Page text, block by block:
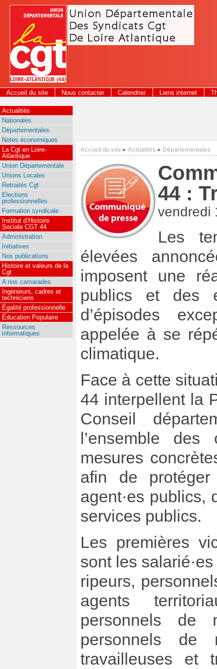
Panneau de gestion des cookies
Accueil du site Nous contacter Calendrier Liens internet
2026
Accueil du site > Actualités > Départementales
44 :
vendredi
Les
élevées
imposent une
publics et des
d’épisodes
appelée à se
climatique.
Face à cette
44 interpellent la
Conseil
l’ensemble
mesures
afin de
agent·es publics,
services publics.
Les premières
sont les
ripeurs,
agents
personnels de
personnels de
travailleuses et
Actualités
Nationales
Départementales
Notes économiques
La Cgt en Loire-
Atlantique
Union Départementale
Unions Locales
Retraités Cgt
Elections
professionnelles
Formation syndicale
Institut d’Histoire
Sociale CGT 44
Administration
Initiatives
Nos publications
Histoire et valeurs de la
Cgt
A nos camarades
Ingénieurs, cadres et
techniciens
Égalité professionnelle
Éducation Populaire
Ressources
informatiques